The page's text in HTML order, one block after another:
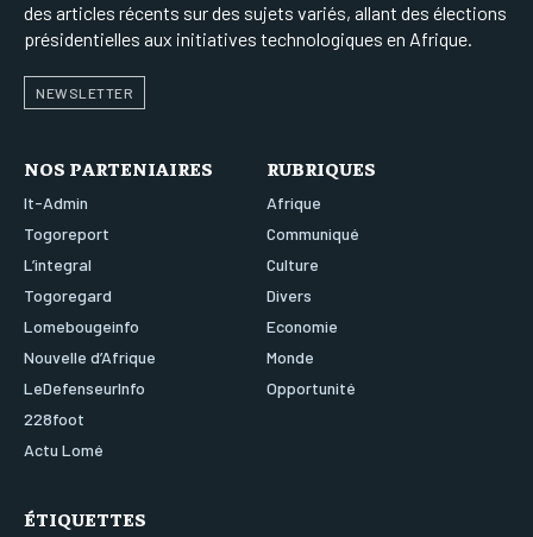
des articles récents sur des sujets variés, allant des élections
présidentielles aux initiatives technologiques en Afrique.
NEWSLETTER
NOS PARTENIAIRES
It-Admin
Togoreport
L’integral
Togoregard
Lomebougeinfo
Nouvelle d’Afrique
LeDefenseurInfo
228foot
Actu Lomé
RUBRIQUES
Afrique
Communiqué
Culture
Divers
Economie
Monde
Opportunité
ÉTIQUETTES